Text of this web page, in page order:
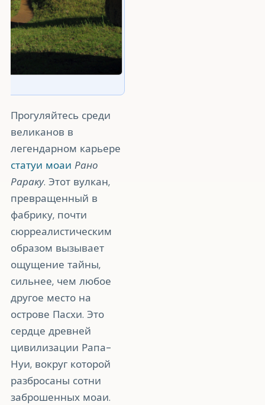
Прогуляйтесь среди
великанов в
легендарном карьере
статуи моаи Рано
Рараку. Этот вулкан,
превращенный в
фабрику, почти
сюрреалистическим
образом вызывает
ощущение тайны,
сильнее, чем любое
другое место на
острове Пасхи. Это
сердце древней
цивилизации Рапа-
Нуи, вокруг которой
разбросаны сотни
заброшенных моаи.